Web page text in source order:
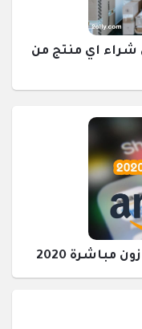
اي منتج من
مباشرة 2020